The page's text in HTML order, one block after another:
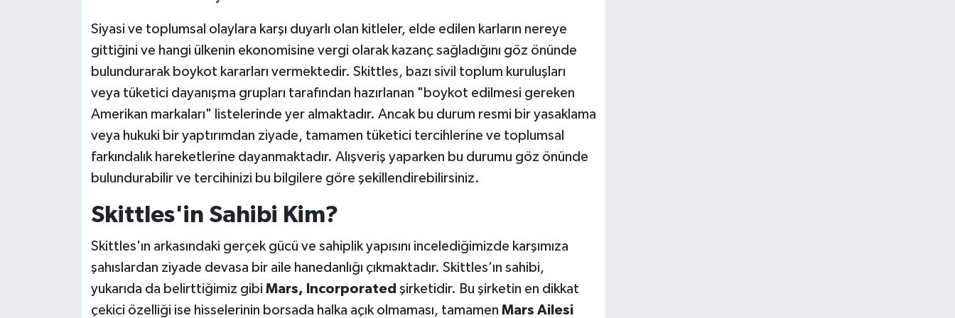
Siyasi ve toplumsal olaylara karşı duyarlı olan kitleler, elde edilen karların nereye
gittiğini ve hangi ülkenin ekonomisine vergi olarak kazanç sağladığını göz önünde
bulundurarak boykot kararları vermektedir. Skittles, bazı sivil toplum kuruluşları
veya tüketici dayanışma grupları tarafından hazırlanan "boykot edilmesi gereken
Amerikan markaları" listelerinde yer almaktadır. Ancak bu durum resmi bir yasaklama
veya hukuki bir yaptırımdan ziyade, tamamen tüketici tercihlerine ve toplumsal
farkındalık hareketlerine dayanmaktadır. Alışveriş yaparken bu durumu göz önünde
bulundurabilir ve tercihinizi bu bilgilere göre şekillendirebilirsiniz.
Skittles'in Sahibi Kim?
Skittles'ın arkasındaki gerçek gücü ve sahiplik yapısını incelediğimizde karşımıza
şahıslardan ziyade devasa bir aile hanedanlığı çıkmaktadır. Skittles’ın sahibi,
yukarıda da belirttiğimiz gibi Mars, Incorporated şirketidir. Bu şirketin en dikkat
çekici özelliği ise hisselerinin borsada halka açık olmaması, tamamen Mars Ailesi